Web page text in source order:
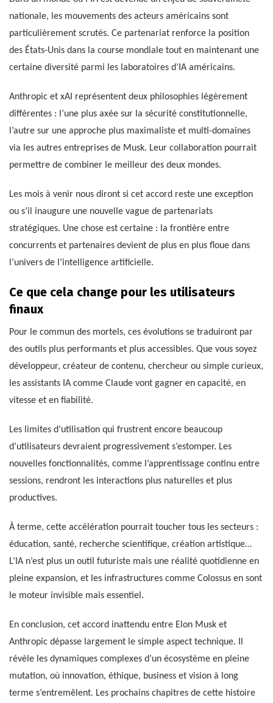
nationale, les mouvements des acteurs américains sont
particulièrement scrutés. Ce partenariat renforce la position
des États-Unis dans la course mondiale tout en maintenant une
certaine diversité parmi les laboratoires d’IA américains.
Anthropic et xAI représentent deux philosophies légèrement
différentes : l’une plus axée sur la sécurité constitutionnelle,
l’autre sur une approche plus maximaliste et multi-domaines
via les autres entreprises de Musk. Leur collaboration pourrait
permettre de combiner le meilleur des deux mondes.
Les mois à venir nous diront si cet accord reste une exception
ou s’il inaugure une nouvelle vague de partenariats
stratégiques. Une chose est certaine : la frontière entre
concurrents et partenaires devient de plus en plus floue dans
l’univers de l’intelligence artificielle.
Ce que cela change pour les utilisateurs
finaux
Pour le commun des mortels, ces évolutions se traduiront par
des outils plus performants et plus accessibles. Que vous soyez
développeur, créateur de contenu, chercheur ou simple curieux,
les assistants IA comme Claude vont gagner en capacité, en
vitesse et en fiabilité.
Les limites d’utilisation qui frustrent encore beaucoup
d’utilisateurs devraient progressivement s’estomper. Les
nouvelles fonctionnalités, comme l’apprentissage continu entre
sessions, rendront les interactions plus naturelles et plus
productives.
À terme, cette accélération pourrait toucher tous les secteurs :
éducation, santé, recherche scientifique, création artistique…
L’IA n’est plus un outil futuriste mais une réalité quotidienne en
pleine expansion, et les infrastructures comme Colossus en sont
le moteur invisible mais essentiel.
En conclusion, cet accord inattendu entre Elon Musk et
Anthropic dépasse largement le simple aspect technique. Il
révèle les dynamiques complexes d’un écosystème en pleine
mutation, où innovation, éthique, business et vision à long
terme s’entremêlent. Les prochains chapitres de cette histoire